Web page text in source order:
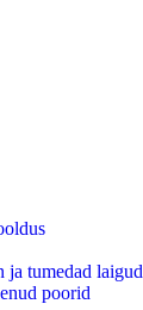
ja tumedad laigud
poorid